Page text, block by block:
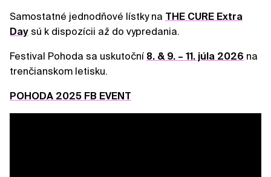
Samostatné jednodňové lístky na THE CURE Extra
Day sú k dispozícii až do vypredania.
Festival Pohoda sa uskutoční 8. & 9. – 11. júla 2026 na
trenčianskom letisku.
POHODA 2025 FB EVENT